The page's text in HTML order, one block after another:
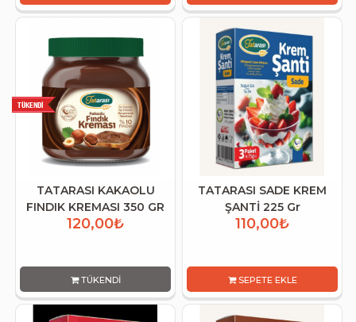
TATARASI KAKAOLU
FINDIK KREMASI 350 GR
120,00₺
TÜKENDI
TATARASI SADE KREM
ŞANTİ 225 Gr
110,00₺
SEPETE EKLE